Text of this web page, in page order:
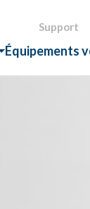
Support
Équipements